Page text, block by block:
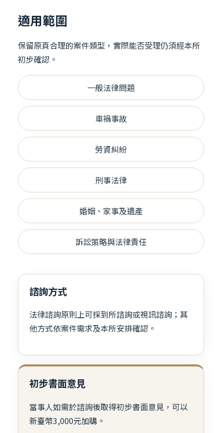
適用範圍
保留原頁合理的案件類型，實際能否受理仍須經本所
初步確認。
一般法律問題
車禍事故
勞資糾紛
刑事法律
婚姻、家事及遺產
訴訟策略與法律責任
諮詢方式
法律諮詢原則上可採到所諮詢或視訊諮詢；其
他方式依案件需求及本所安排確認。
初步書面意見
當事人如需於諮詢後取得初步書面意見，可以
新臺幣3,000元加購。